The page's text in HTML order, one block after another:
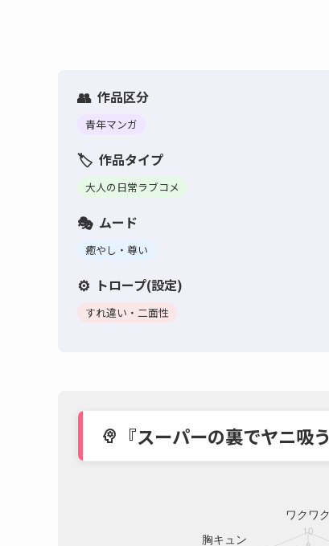
作品区分
青年マンガ
作品タイプ
大人の日常ラブコメ
ムード
癒やし・尊い
トロープ(設定)
すれ違い・二面性
psychology 『スーパーの裏でヤニ吸